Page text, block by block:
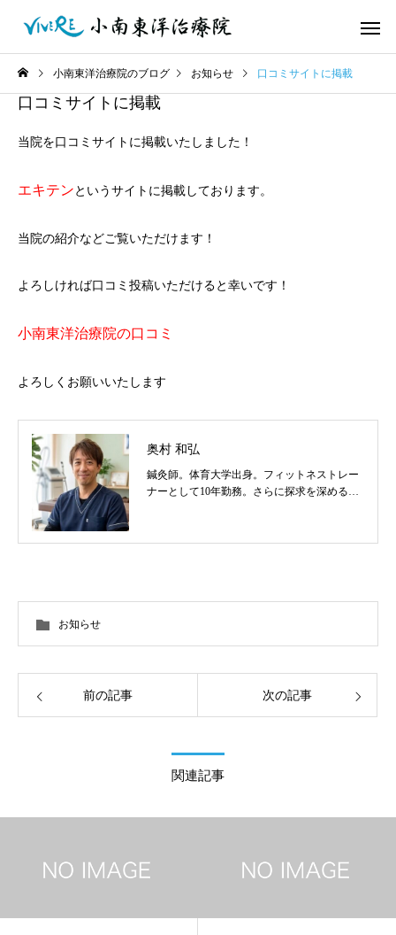
小南東洋治療院のブログ お知らせ 口コミサイトに掲載
口コミサイトに掲載
当院を口コミサイトに掲載いたしました！
エキテン というサイトに掲載しております。
当院の紹介などご覧いただけます！
よろしければ口コミ投稿いただけると幸いです！
小南東洋治療院の口コミ
よろしくお願いいたします
奥村 和弘
鍼灸師。体育大学出身。フィットネストレー
ナーとして10年勤務。さらに探求を深めるべ
の他顔鍼など様々な症状の施術に日々、奔走
お知らせ
前の記事 次の記事
関連記事